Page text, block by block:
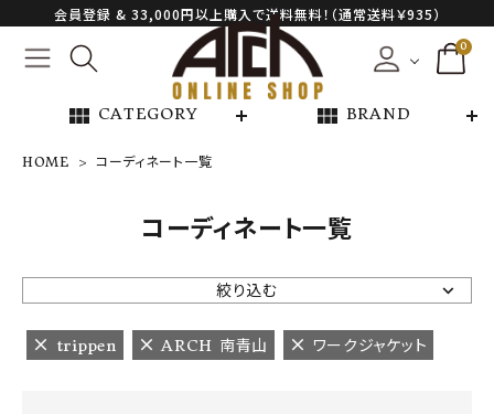
会員登録 & 33,000円以上購入で送料無料！（通常送料￥935）
0
view_module CATEGORY view_module BRAND
NEW ARRIVAL
ARCH EXCLUSIVE
BRAND
HOME コーディネート一覧
コーディネート一覧
絞り込む
trippen ARCH 南青山 ワークジャケット